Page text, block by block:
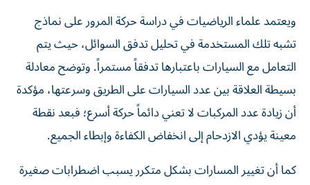
ويعتمد علماء الرياضيات في دراسة حركة المرور على نماذج
تشبه تلك المستخدمة في تحليل تدفق السوائل، حيث يتم
التعامل مع السيارات باعتبارها تدفقاً مستمراً. وتوضح معادلة
بسيطة العلاقة بين عدد السيارات على الطريق وسرعتها، مؤكدة
أن زيادة عدد المركبات لا تعني دائماً حركة أسرع؛ فبعد نقطة
معينة يؤدي الازدحام إلى انخفاض الكفاءة وإبطاء الجميع.
كما أن تغيير المسارات بشكل متكرر يسبب اضطرابات صغيرة